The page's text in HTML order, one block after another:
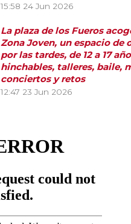
15:58 24 Jun 2026
La plaza de los Fueros
Zona Joven, un espacio de
por las tardes, de 12 a 17
hinchables, talleres, baile,
conciertos y retos
12:47 23 Jun 2026